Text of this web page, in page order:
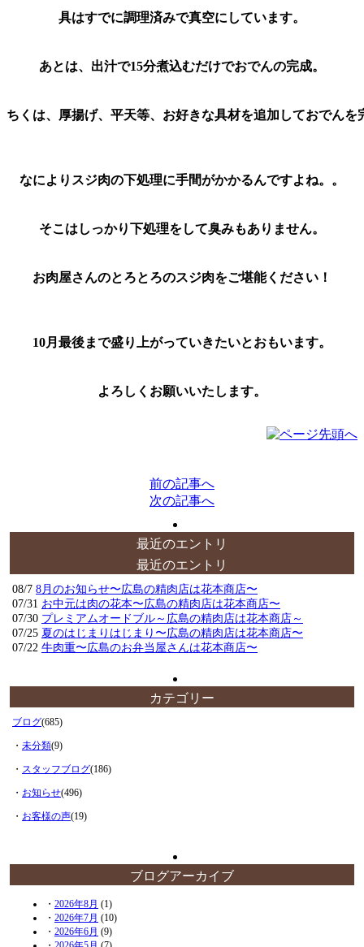
具はすでに調理済みで真空にしています。
あとは、出汁で15分煮込むだけでおでんの完成。
ちくは、厚揚げ、平天等、お好きな具材を追加しておでんを
なによりスジ肉の下処理に手間がかかるんですよね。。
そこはしっかり下処理をして臭みもありません。
お肉屋さんのとろとろのスジ肉をご堪能ください！
10月最後まで盛り上がっていきたいとおもいます。
よろしくお願いいたします。
前の記事へ
次の記事へ
最近のエントリ
最近のエントリ
08/7 8月のお知らせ〜広島の精肉店は花本商店〜
07/31 お中元は肉の花本〜広島の精肉店は花本商店〜
07/30 プレミアムオードブル～広島の精肉店は花本商店～
07/25 夏のはじまりはじまり〜広島の精肉店は花本商店〜
07/22 牛肉重〜広島のお弁当屋さんは花本商店〜
カテゴリー
ブログ(685)
・ 未分類(9)
・ スタッフブログ(186)
・ お知らせ(496)
・ お客様の声(19)
ブログアーカイブ
・ 2026年8月 (1)
・ 2026年7月 (10)
・ 2026年6月 (9)